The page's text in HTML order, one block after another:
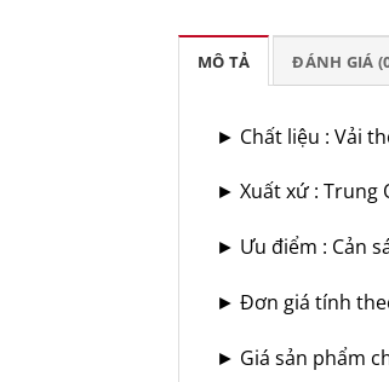
MÔ TẢ ĐÁNH GIÁ
► Chất liệu : Vải
► Xuất xứ : Trung
► Ưu điểm : Cản
► Đơn giá tính
► Giá sản phẩm